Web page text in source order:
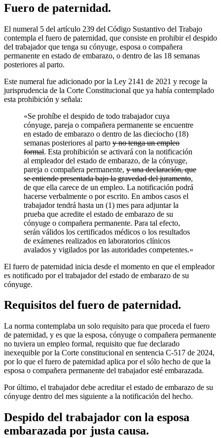
Fuero de paternidad.
El numeral 5 del artículo 239 del Código Sustantivo del Trabajo
contempla el fuero de paternidad, que consiste en prohibir el despido
del trabajador que tenga su cónyuge, esposa o compañera
permanente en estado de embarazo, o dentro de las 18 semanas
posteriores al parto.
Este numeral fue adicionado por la Ley 2141 de 2021 y recoge la
jurisprudencia de la Corte Constitucional que ya había contemplado
esta prohibición y señala:
«Se prohíbe el despido de todo trabajador cuya
cónyuge, pareja o compañera permanente se encuentre
en estado de embarazo o dentro de las dieciocho (18)
semanas posteriores al parto y no tenga un empleo
formal. Esta prohibición se activará con la notificación
al empleador del estado de embarazo, de la cónyuge,
pareja o compañera permanente, y una declaración, que
se entiende presentada bajo la gravedad del juramento,
de que ella carece de un empleo. La notificación podrá
hacerse verbalmente o por escrito. En ambos casos el
trabajador tendrá hasta un (1) mes para adjuntar la
prueba que acredite el estado de embarazo de su
cónyuge o compañera permanente. Para tal efecto,
serán válidos los certificados médicos o los resultados
de exámenes realizados en laboratorios clínicos
avalados y vigilados por las autoridades competentes.»
El fuero de paternidad inicia desde el momento en que el empleador
es notificado por el trabajador del estado de embarazo de su
cónyuge.
Requisitos del fuero de paternidad.
La norma contemplaba un solo requisito para que proceda el fuero
de paternidad, y es que la esposa, cónyuge o compañera permanente
no tuviera un empleo formal, requisito que fue declarado
inexequible por la Corte constitucional en sentencia C-517 de 2024,
por lo que el fuero de paternidad aplica por el sólo hecho de que la
esposa o compañera permanente del trabajador esté embarazada.
Por último, el trabajador debe acreditar el estado de embarazo de su
cónyuge dentro del mes siguiente a la notificación del hecho.
Despido del trabajador con la esposa
embarazada por justa causa.